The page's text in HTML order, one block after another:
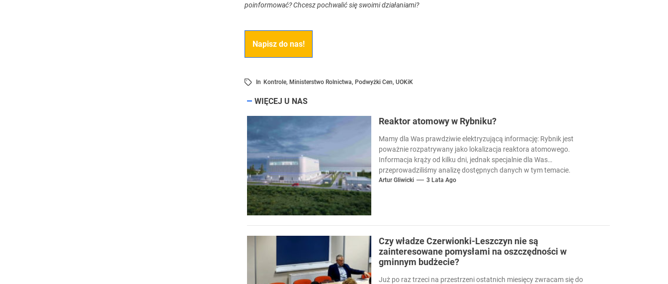
poinformować? Chcesz pochwalić się swoimi działaniami?
Napisz do nas!
In Kontrole, Ministerstwo Rolnictwa, Podwyżki Cen, UOKiK
WIĘCEJ U NAS
Reaktor atomowy w Rybniku?
Mamy dla Was prawdziwie elektryzującą informację: Rybnik jest
poważnie rozpatrywany jako lokalizacja reaktora atomowego.
Informacja krąży od kilku dni, jednak specjalnie dla Was
przeprowadziliśmy analizę dostępnych danych w tym temacie.
Artur Gliwicki 3 Lata Ago
Czy władze Czerwionki-Leszczyn nie są
zainteresowane pomysłami na oszczędności w
gminnym budżecie?
Już po raz trzeci na przestrzeni ostatnich miesięcy zwracam się do